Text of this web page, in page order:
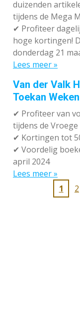
duizenden
tijdens de Mega
✔ Profiteer
hoge kortingen!
donderdag 21
Lees meer »
Van der Valk
Toekan Weken
✔ Profiteer van
tijdens de
✔ Kortingen tot
✔ Voordelig
april 2024
Lees meer »
1
2